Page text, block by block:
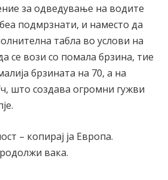
за одведување на водите
подмрзнати, и наместо да
табла во услови на
се вози со помала брзина, тие
брзината на 70, а на
што создава огромни гужви
– копирај ја Европа.
вака.